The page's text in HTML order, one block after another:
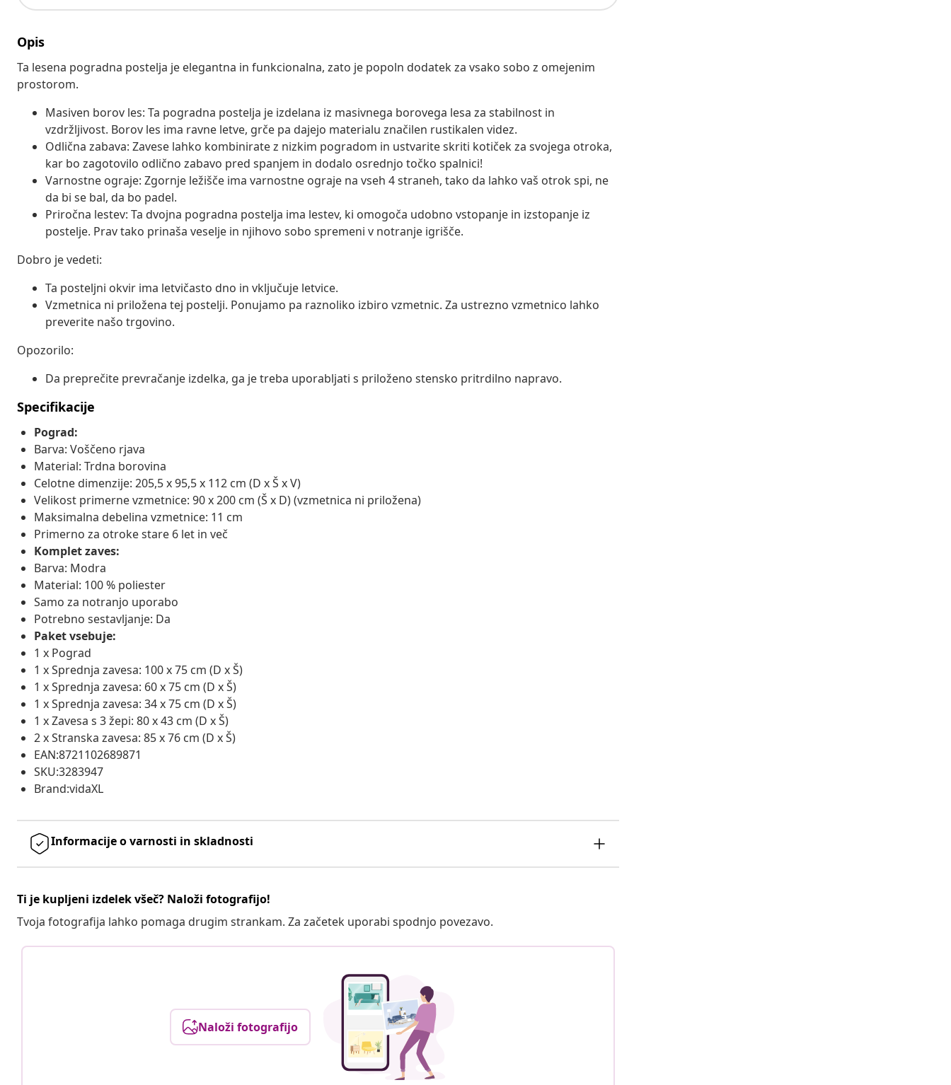
Opis
Ta lesena pogradna postelja je elegantna in funkcionalna, zato je popoln dodatek za vsako sobo z omejenim
prostorom.
Masiven borov les: Ta pogradna postelja je izdelana iz masivnega borovega lesa za stabilnost in
vzdržljivost. Borov les ima ravne letve, grče pa dajejo materialu značilen rustikalen videz.
Odlična zabava: Zavese lahko kombinirate z nizkim pogradom in ustvarite skriti kotiček za svojega otroka,
kar bo zagotovilo odlično zabavo pred spanjem in dodalo osrednjo točko spalnici!
Varnostne ograje: Zgornje ležišče ima varnostne ograje na vseh 4 straneh, tako da lahko vaš otrok spi, ne
da bi se bal, da bo padel.
Priročna lestev: Ta dvojna pogradna postelja ima lestev, ki omogoča udobno vstopanje in izstopanje iz
postelje. Prav tako prinaša veselje in njihovo sobo spremeni v notranje igrišče.
Dobro je vedeti:
Ta posteljni okvir ima letvičasto dno in vključuje letvice.
Vzmetnica ni priložena tej postelji. Ponujamo pa raznoliko izbiro vzmetnic. Za ustrezno vzmetnico lahko
preverite našo trgovino.
Opozorilo:
Da preprečite prevračanje izdelka, ga je treba uporabljati s priloženo stensko pritrdilno napravo.
Specifikacije
Pograd:
Barva: Voščeno rjava
Material: Trdna borovina
Celotne dimenzije: 205,5 x 95,5 x 112 cm (D x Š x V)
Velikost primerne vzmetnice: 90 x 200 cm (Š x D) (vzmetnica ni priložena)
Maksimalna debelina vzmetnice: 11 cm
Primerno za otroke stare 6 let in več
Komplet zaves:
Barva: Modra
Material: 100 % poliester
Samo za notranjo uporabo
Potrebno sestavljanje: Da
Paket vsebuje:
1 x Pograd
1 x Sprednja zavesa: 100 x 75 cm (D x Š)
1 x Sprednja zavesa: 60 x 75 cm (D x Š)
1 x Sprednja zavesa: 34 x 75 cm (D x Š)
1 x Zavesa s 3 žepi: 80 x 43 cm (D x Š)
2 x Stranska zavesa: 85 x 76 cm (D x Š)
EAN:8721102689871
SKU:3283947
Brand:vidaXL
Informacije o varnosti in skladnosti
Ti je kupljeni izdelek všeč? Naloži fotografijo!
Tvoja fotografija lahko pomaga drugim strankam. Za začetek uporabi spodnjo povezavo.
Naloži fotografijo